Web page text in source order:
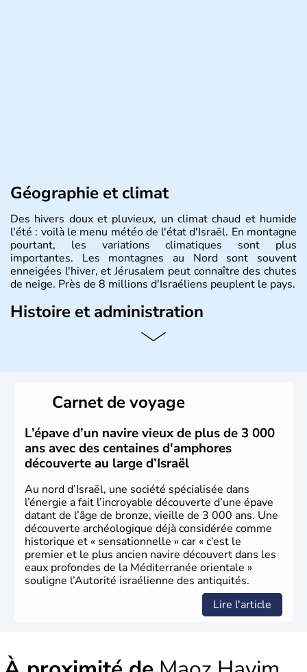
Géographie et climat
Des hivers doux et pluvieux, un climat chaud et humide
l'été : voilà le menu météo de l'état d'Israël. En montagne
pourtant, les variations climatiques sont plus
importantes. Les montagnes au Nord sont souvent
enneigées l'hiver, et Jérusalem peut connaître des chutes
de neige. Près de 8 millions d'Israéliens peuplent le pays.
Histoire et administration
L'Israël est un état de la partie est de la Méditerranée,
vrai essor économique dans le domaine des nouvelles
Carnet de voyage
L’épave d’un navire vieux de plus de 3 000
ans avec des centaines d'amphores
découverte au large d’Israël
Au nord d’Israël, une société spécialisée dans
l’énergie a fait l’incroyable découverte d’une épave
datant de l’âge de bronze, vieille de 3 000 ans. Une
découverte archéologique déjà considérée comme
historique et « sensationnelle » car « c’est le
premier et le plus ancien navire découvert dans les
eaux profondes de la Méditerranée orientale »
souligne l’Autorité israélienne des antiquités.
Lire l'article